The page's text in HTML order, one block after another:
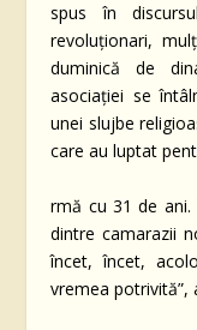
spus în
revoluţionari,
duminică de
asociaţiei se
unei slujbe
care au luptat
rmă cu 31 de
dintre camarazii
încet, încet,
vremea potrivită”,